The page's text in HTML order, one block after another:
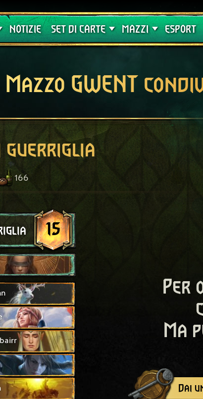
NOTIZIE SET DI CARTE
Crimson Curse
MAZZI
Guide
ESPORT
Mazzo GWENT
guerriglia
166
15
Per
Ma
Dai